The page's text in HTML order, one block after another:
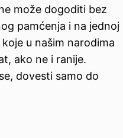
može dogoditi bez
pamćenja i na jednoj
u našim narodima
ako ne i ranije.
dovesti samo do